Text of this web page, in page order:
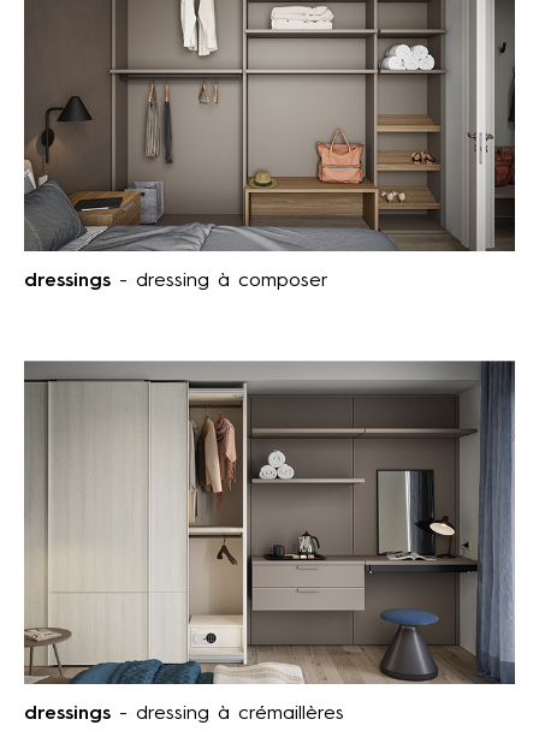
dressings - dressing à composer
dressings - dressing à crémaillères